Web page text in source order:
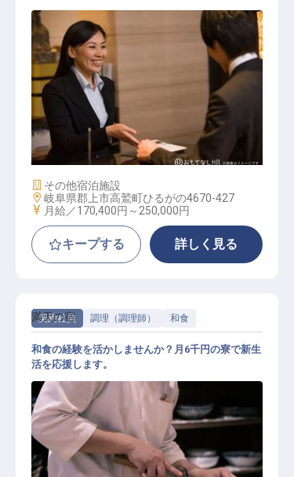
サービススタッフ / 契約社員
施設業態
その他宿泊施設
勤務地
岐阜県郡上市高鷲町ひるがの4670-427
給与
月給／170,400円～ 250,000円
キープする 詳しく見る
契約社員 調理（調理師） 和食
満天の宿
和食の経験を活かしませんか？月6千円の寮で新生
活を応援します。